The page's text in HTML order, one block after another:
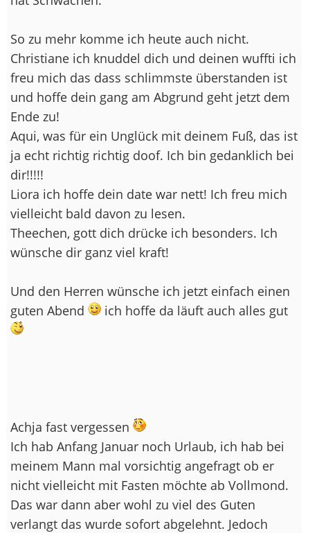
So zu mehr komme ich heute auch nicht.
Christiane ich knuddel dich und deinen wuffti ich
freu mich das dass schlimmste überstanden ist
und hoffe dein gang am Abgrund geht jetzt dem
Ende zu!
Aqui, was für ein Unglück mit deinem Fuß, das ist
ja echt richtig richtig doof. Ich bin gedanklich bei
dir!!!!!
Liora ich hoffe dein date war nett! Ich freu mich
vielleicht bald davon zu lesen.
Theechen, gott dich drücke ich besonders. Ich
wünsche dir ganz viel kraft!
Und den Herren wünsche ich jetzt einfach einen
guten Abend
ich hoffe da läuft auch alles gut
Achja fast vergessen
Ich hab Anfang Januar noch Urlaub, ich hab bei
meinem Mann mal vorsichtig angefragt ob er
nicht vielleicht mit Fasten möchte ab Vollmond.
Das war dann aber wohl zu viel des Guten
verlangt das wurde sofort abgelehnt. Jedoch